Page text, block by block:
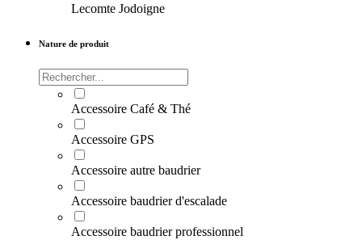
Lecomte Jodoigne
Nature de produit
Accessoire Café & Thé
Accessoire GPS
Accessoire autre baudrier
Accessoire baudrier d'escalade
Accessoire baudrier professionnel